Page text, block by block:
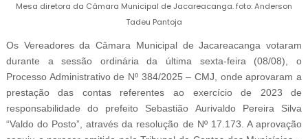
Mesa diretora da Câmara Municipal de Jacareacanga. foto: Anderson
Tadeu Pantoja
Os Vereadores da Câmara Municipal de Jacareacanga votaram
durante a sessão ordinária da última sexta-feira (08/08), o
Processo Administrativo de Nº 384/2025 – CMJ, onde aprovaram a
prestação das contas referentes ao exercício de 2023 de
responsabilidade do prefeito Sebastião Aurivaldo Pereira Silva
“Valdo do Posto”, através da resolução de Nº 17.173. A aprovação